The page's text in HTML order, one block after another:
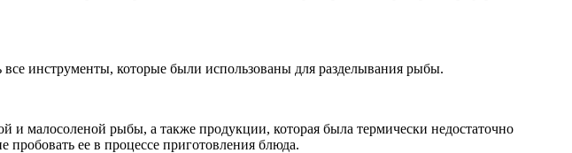
инструменты, которые были использованы для разделывания рыбы.
и малосоленой рыбы, а также продукции, которая была термически недостаточно
пробовать ее в процессе приготовления блюда.